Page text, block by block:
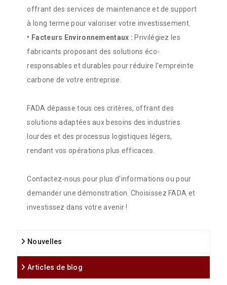
offrant des services de maintenance et de support
à long terme pour valoriser votre investissement.
• Facteurs Environnementaux : Privilégiez les
fabricants proposant des solutions éco-
responsables et durables pour réduire l'empreinte
carbone de votre entreprise.
FADA dépasse tous ces critères, offrant des
solutions adaptées aux besoins des industries
lourdes et des processus logistiques légers,
rendant vos opérations plus efficaces.
Contactez-nous pour plus d'informations ou pour
demander une démonstration. Choisissez FADA et
investissez dans votre avenir !
Nouvelles
Articles de blog